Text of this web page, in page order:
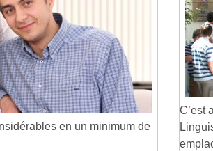
en un minimum de
C’est